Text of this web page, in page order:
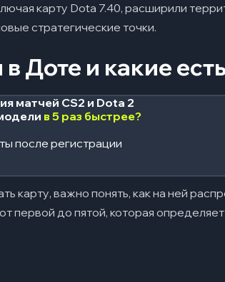
карту Dota 7.40, расширили
стратегические точки.
Доте и какие
матчей CS2 и Dota 2
в 5 раз быстрее?
после регистрации
карту, важно понять, как на ней
первой до пятой, которая